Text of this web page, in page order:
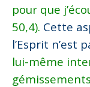
pour que
50,4). Cette
l’Esprit n’est
lui-même